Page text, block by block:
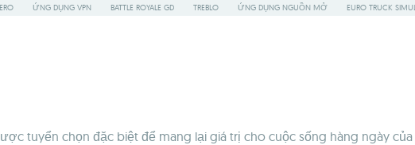
ỨNG DỤNG VPN BATTLE ROYALE GD TREBLO ỨNG DỤNG NGUỒN MỞ EURO TRUCK
tuyển chọn đặc biệt để mang lại giá trị cho cuộc sống hàng ngày